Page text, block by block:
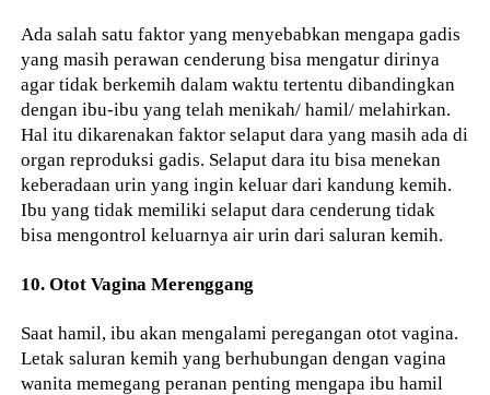
Ada salah satu faktor yang menyebabkan mengapa gadis
yang masih perawan cenderung bisa mengatur dirinya
agar tidak berkemih dalam waktu tertentu dibandingkan
dengan ibu-ibu yang telah menikah/ hamil/ melahirkan.
Hal itu dikarenakan faktor selaput dara yang masih ada di
organ reproduksi gadis. Selaput dara itu bisa menekan
keberadaan urin yang ingin keluar dari kandung kemih.
Ibu yang tidak memiliki selaput dara cenderung tidak
bisa mengontrol keluarnya air urin dari saluran kemih.
10. Otot Vagina Merenggang
Saat hamil, ibu akan mengalami peregangan otot vagina.
Letak saluran kemih yang berhubungan dengan vagina
wanita memegang peranan penting mengapa ibu hamil